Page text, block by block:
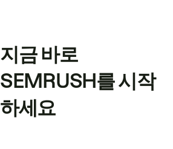
지금 바로
SEMRUSH를 시작
하세요